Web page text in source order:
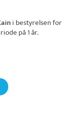
i bestyrelsen for
på 1 år.